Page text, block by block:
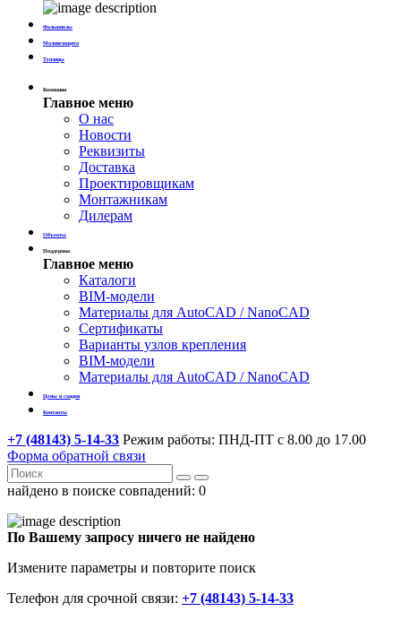
Фальшполы
Молниезащита
Теплицы
Компания
Главное меню
О нас
Новости
Реквизиты
Доставка
Проектировщикам
Монтажникам
Дилерам
Объекты
Поддержка
Главное меню
Каталоги
BIM-модели
Материалы для AutoCAD / NanoCAD
Сертификаты
Варианты узлов крепления
BIM-модели
Материалы для AutoCAD / NanoCAD
Цены и скидки
Контакты
+7 (48143) 5-14-33 Режим работы: ПНД-ПТ с 8.00 до 17.00
Форма обратной связи
найдено в поиске совпадений: 0
По Вашему запросу ничего не найдено
Измените параметры и повторите поиск
Телефон для срочной связи: +7 (48143) 5-14-33